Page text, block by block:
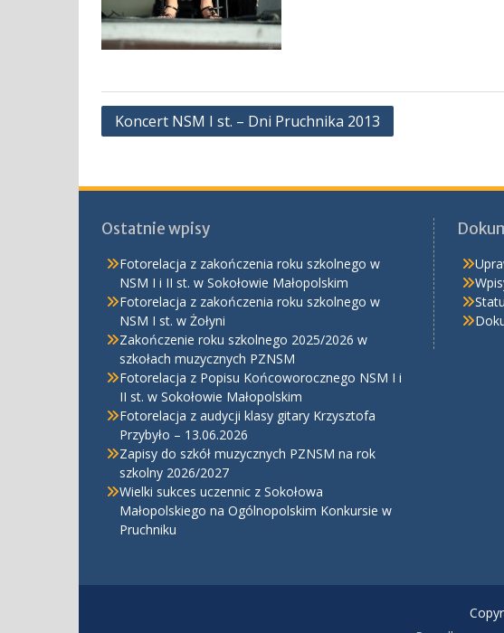
Nawigacja
Koncert NSM I st. – Dni Pruchnika 2013
Ostatnie wpisy
Fotorelacja z zakończenia roku szkolnego w
NSM I i II st. w Sokołowie Małopolskim
Fotorelacja z zakończenia roku szkolnego w
NSM I st. w Żołyni
Zakończenie roku szkolnego 2025/2026 w
szkołach muzycznych PZNSM
Fotorelacja z Popisu Końcoworocznego NSM I i
II st. w Sokołowie Małopolskim
Fotorelacja z audycji klasy gitary Krzysztofa
Przybyło – 13.06.2026
Zapisy do szkół muzycznych PZNSM na rok
szkolny 2026/2027
Wielki sukces uczennic z Sokołowa
Małopolskiego na Ogólnopolskim Konkursie w
Pruchniku